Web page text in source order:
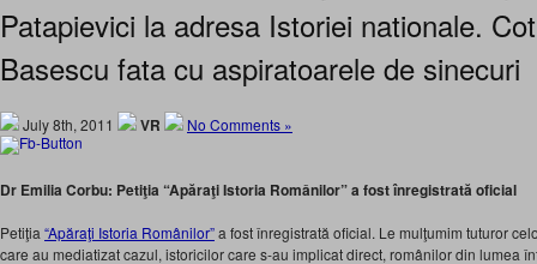
Patapievici la adresa Istoriei nationale.
Basescu fata cu aspiratoarele de sinecuri
July 8th, 2011 VR No Comments »
Dr Emilia Corbu: Petiţia “Apăraţi Istoria Românilor” a fost înregistrată oficial
Petiţia “Apăraţi Istoria Românilor”a fost înregistrată oficial. Le mulţumim tuturor
care au mediatizat cazul, istoricilor care s-au implicat direct, românilor din lumea